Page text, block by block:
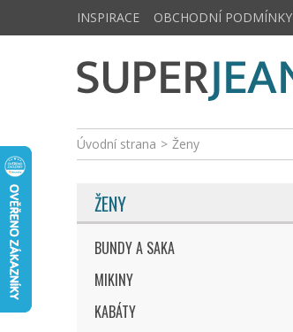
Úvodní strana > Ženy
ŽENY
BUNDY A SAKA
MIKINY
KABÁTY
INSPIRACE OBCHODNÍ PODMÍNKY